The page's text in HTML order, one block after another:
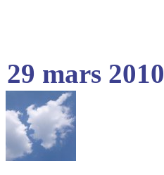
29 mars 2010